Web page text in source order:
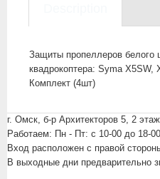
Защиты пропеллеров белого
квадрокоптера: Syma X5SW,
Комплект (4шт)
г. Омск, б-р Архитекторов 5, 2 этаж
Работаем: Пн - Пт: c 10-00 до 18-00
Вход расположен с правой
В выходные дни предварительно